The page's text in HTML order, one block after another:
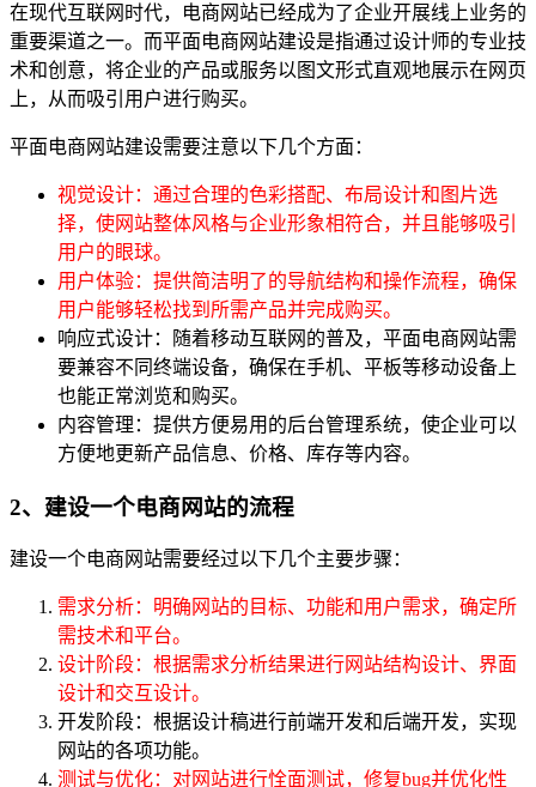
在现代互联网时代，电商网站已经成为了企业开展线上业务的
重要渠道之一。而平面电商网站建设是指通过设计师的专业技
术和创意，将企业的产品或服务以图文形式直观地展示在网页
上，从而吸引用户进行购买。
平面电商网站建设需要注意以下几个方面：
视觉设计：通过合理的色彩搭配、布局设计和图片选
择，使网站整体风格与企业形象相符合，并且能够吸引
用户的眼球。
用户体验：提供简洁明了的导航结构和操作流程，确保
用户能够轻松找到所需产品并完成购买。
响应式设计：随着移动互联网的普及，平面电商网站需
要兼容不同终端设备，确保在手机、平板等移动设备上
也能正常浏览和购买。
内容管理：提供方便易用的后台管理系统，使企业可以
方便地更新产品信息、价格、库存等内容。
2、建设一个电商网站的流程
建设一个电商网站需要经过以下几个主要步骤：
需求分析：明确网站的目标、功能和用户需求，确定所
需技术和平台。
设计阶段：根据需求分析结果进行网站结构设计、界面
设计和交互设计。
开发阶段：根据设计稿进行前端开发和后端开发，实现
网站的各项功能。
测试与优化：对网站进行恮面测试，修复bug并优化性